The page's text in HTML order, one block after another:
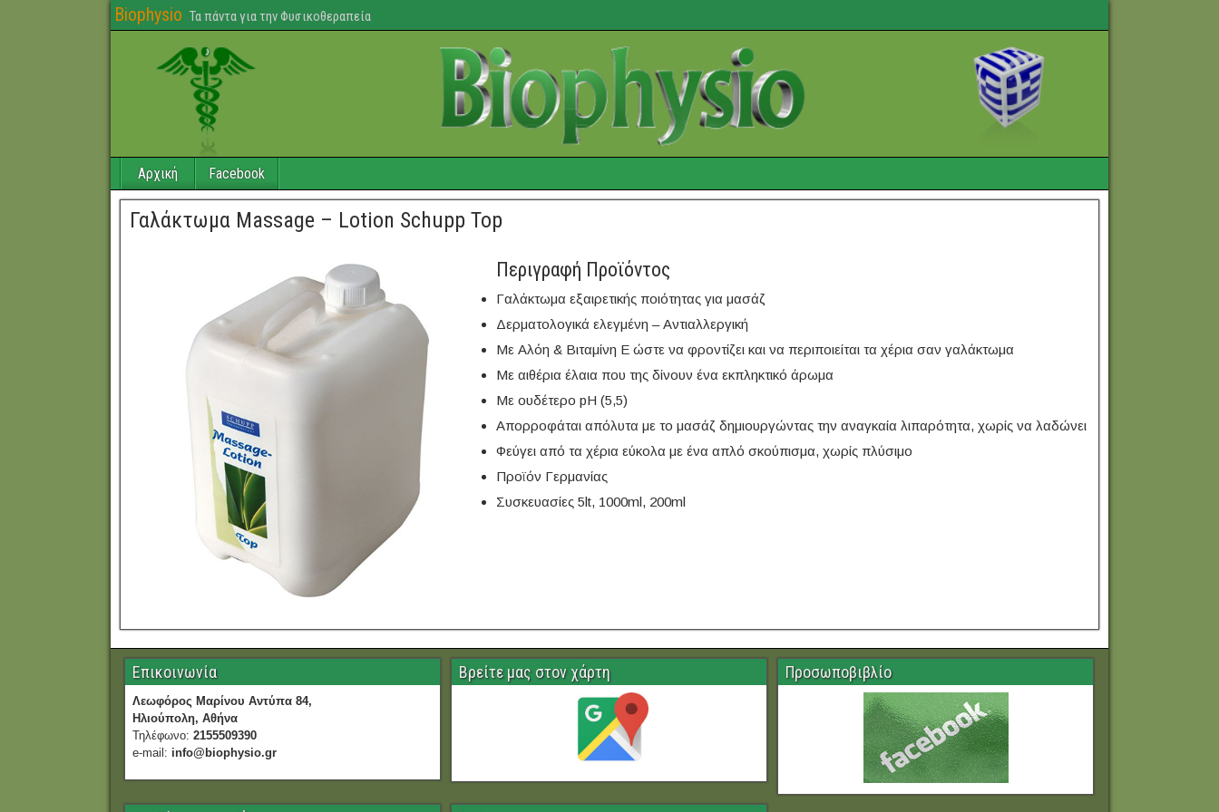
Biophysio Τα πάντα για την Φυσικοθεραπεία
Αρχική Facebook
Γαλάκτωμα Massage – Lotion Schupp Top
Περιγραφή Προϊόντος
Γαλάκτωμα εξαιρετικής ποιότητας για μασάζ
Δερματολογικά ελεγμένη – Αντιαλλεργική
Με Αλόη & Βιταμίνη Ε ώστε να φροντίζει και να περιποιείται τα χέρια σαν γαλάκτωμα
Με αιθέρια έλαια που της δίνουν ένα εκπληκτικό άρωμα
Με ουδέτερο pH (5,5)
Απορροφάται απόλυτα με το μασάζ δημιουργώντας την αναγκαία λιπαρότητα, χωρίς να λαδώνει
Φεύγει από τα χέρια εύκολα με ένα απλό σκούπισμα, χωρίς πλύσιμο
Προϊόν Γερμανίας
Συσκευασίες 5lt, 1000ml, 200ml
Επικοινωνία
Λεωφόρος Μαρίνου Αντύπα 84,
Ηλιούπολη, Αθήνα
Τηλέφωνο:2155509390
e-mail: info@biophysio.gr
Βρείτε μας στον χάρτη Προσωποβιβλίο